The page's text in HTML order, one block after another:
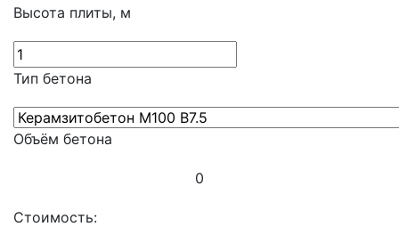
Высота плиты, м
Тип бетона
Объём бетона
0
Стоимость: